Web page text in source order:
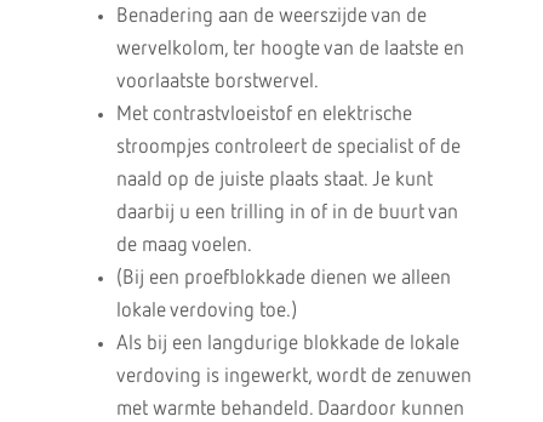
Benadering aan de weerszijde van de
wervelkolom, ter hoogte van de laatste en
voorlaatste borstwervel.
Met contrastvloeistof en elektrische
stroompjes controleert de specialist of de
naald op de juiste plaats staat. Je kunt
daarbij u een trilling in of in de buurt van
de maag voelen.
(Bij een proefblokkade dienen we alleen
lokale verdoving toe.)
Als bij een langdurige blokkade de lokale
verdoving is ingewerkt, wordt de zenuwen
met warmte behandeld. Daardoor kunnen